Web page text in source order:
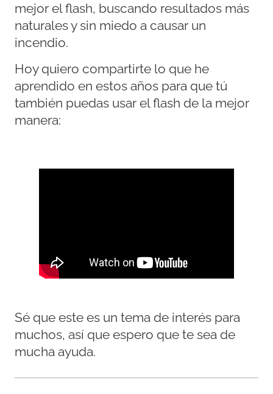
mejor el flash, buscando resultados más
naturales y sin miedo a causar un
incendio.
Hoy quiero compartirte lo que he
aprendido en estos años para que tú
también puedas usar el flash de la mejor
manera:
Sé que este es un tema de interés para
muchos, así que espero que te sea de
mucha ayuda.